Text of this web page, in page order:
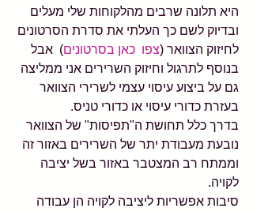
היא תלונה שרבים מהלקוחות שלי מעלים
ובדיוק לשם כך העלתי את סדרת הסרטונים
לחיזוק הצוואר (צפו  כאן בסרטונים)  אבל
בנוסף לתרגול וחיזוק השרירים אני ממליצה
גם על ביצוע עיסוי עצמי לשרירי הצוואר
בעזרת כדורי עיסוי או כדורי טניס.
בדרך כלל תחושת ה"תפיסות" של הצוואר
נובעת מעבודת יתר של השרירים באזור זה
וממתח רב המצטבר באזור בשל יציבה
לקויה.
סיבות אפשריות ליציבה לקויה הן עבודה